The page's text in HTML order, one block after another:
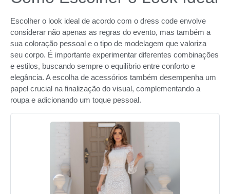
Escolher o look ideal de acordo com o dress code envolve
considerar não apenas as regras do evento, mas também a
sua coloração pessoal e o tipo de modelagem que valoriza
seu corpo. É importante experimentar diferentes combinações
e estilos, buscando sempre o equilíbrio entre conforto e
elegância. A escolha de acessórios também desempenha um
papel crucial na finalização do visual, complementando a
roupa e adicionando um toque pessoal.